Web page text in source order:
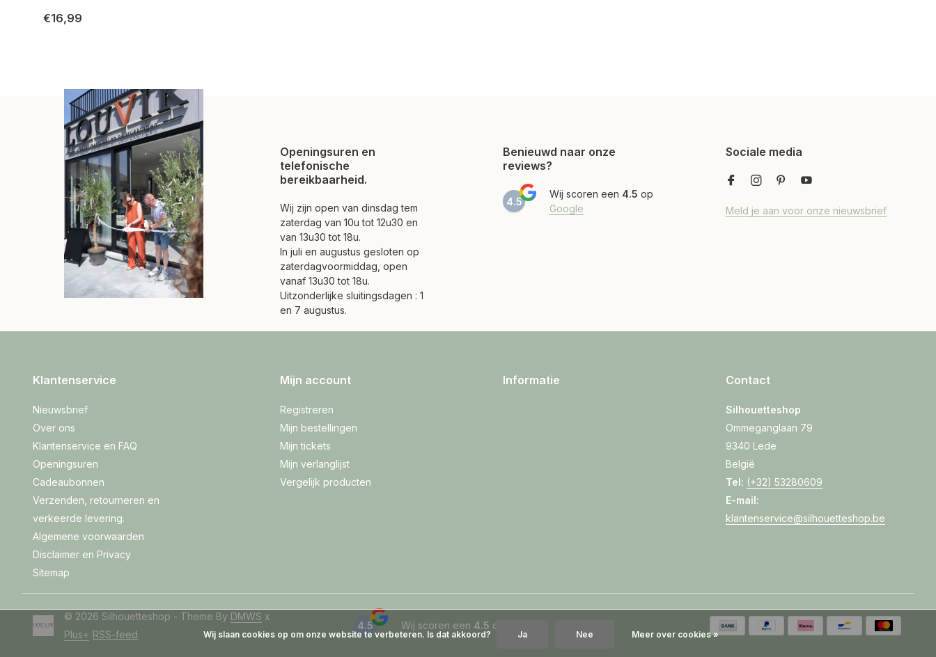
€16,99
Openingsuren en
telefonische
bereikbaarheid.
Wij zijn open van dinsdag tem
zaterdag van 10u tot 12u30 en
van 13u30 tot 18u.
In juli en augustus gesloten op
zaterdagvoormiddag, open
vanaf 13u30 tot 18u.
Uitzonderlijke sluitingsdagen : 1
en 7 augustus.
Benieuwd naar onze
reviews?
4.5
Wij scoren een 4.5 op
Google
Sociale media
Meld je aan voor onze nieuwsbrief
Klantenservice
Nieuwsbrief
Over ons
Klantenservice en FAQ
Openingsuren
Cadeaubonnen
Verzenden, retourneren en
verkeerde levering.
Algemene voorwaarden
Disclaimer en Privacy
Sitemap
Mijn account
Registreren
Mijn bestellingen
Mijn tickets
Mijn verlanglijst
Vergelijk producten
Informatie Contact
Silhouetteshop
Ommeganglaan 79
9340 Lede
België
Tel: (+32) 53280609
E-mail:
klantenservice@silhouetteshop.be
© 2026 Silhouetteshop - Theme By DMWS x
Plus+ RSS-feed
4.5 Wij scoren een 4.5 op
Wij slaan cookies op om onze website te verbeteren. Is dat akkoord? Ja Nee Meer over cookies »